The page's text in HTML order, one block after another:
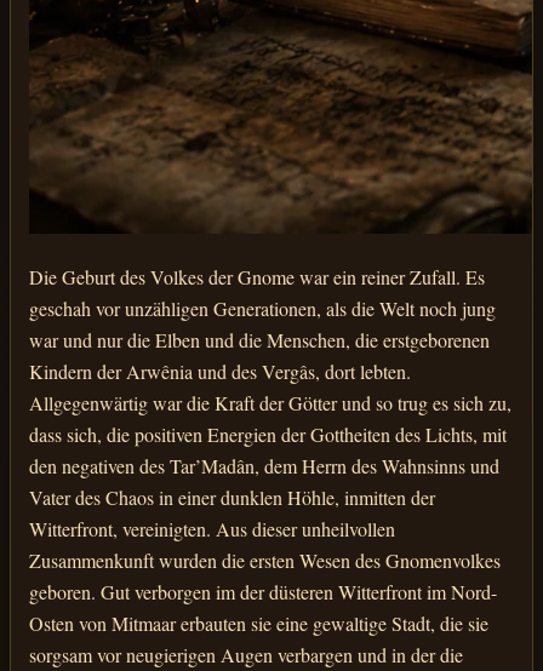
Die Geburt des Volkes der Gnome war ein reiner Zufall. Es
geschah vor unzähligen Generationen, als die Welt noch jung
war und nur die Elben und die Menschen, die erstgeborenen
Kindern der Arwênia und des Vergâs, dort lebten.
Allgegenwärtig war die Kraft der Götter und so trug es sich zu,
dass sich, die positiven Energien der Gottheiten des Lichts, mit
den negativen des Tar’Madân, dem Herrn des Wahnsinns und
Vater des Chaos in einer dunklen Höhle, inmitten der
Witterfront, vereinigten. Aus dieser unheilvollen
Zusammenkunft wurden die ersten Wesen des Gnomenvolkes
geboren. Gut verborgen im der düsteren Witterfront im Nord-
Osten von Mitmaar erbauten sie eine gewaltige Stadt, die sie
sorgsam vor neugierigen Augen verbargen und in der die